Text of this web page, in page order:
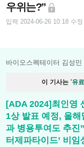
우위는?”
입력 2024-06-26 10:18 수
바이오스펙테이터 김성민
이 기사는 '유
[ADA 2024]최인영
1상 발표 예정, 올
과 병용투여도 추진
터제파타이드’ 비